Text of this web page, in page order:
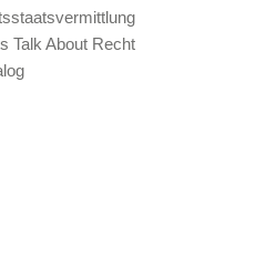
Talk About Recht